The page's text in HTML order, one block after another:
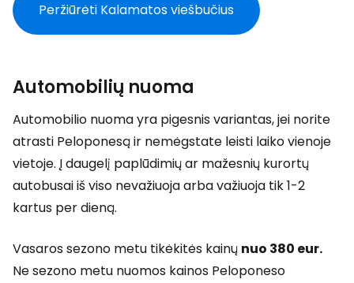
Peržiūrėti Kalamatos viešbučius
Automobilių nuoma
Automobilio nuoma yra pigesnis variantas, jei norite
atrasti Peloponesą ir nemėgstate leisti laiko vienoje
vietoje. Į daugelį paplūdimių ar mažesnių kurortų
autobusai iš viso nevažiuoja arba važiuoja tik 1-2
kartus per dieną.
Vasaros sezono metu tikėkitės kainų nuo 380 eur.
Ne sezono metu nuomos kainos Peloponeso